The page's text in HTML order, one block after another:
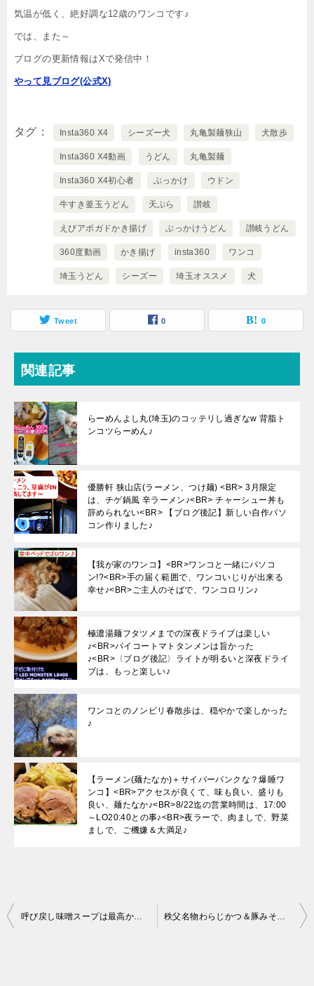
気温が低く、絶好調な12歳のワンコです♪
では、また～
ブログの更新情報はXで発信中！
やって見ブログ(公式X)
タグ Insta360 X4 シーズー犬 丸亀製麺狭山 犬散歩
Insta360 X4動画 うどん 丸亀製麺
Insta360 X4初心者 ぶっかけ ウドン
牛すき釜玉うどん 天ぷら 讃岐
えびアボガドかき揚げ ぶっかけうどん 讃岐うどん
360度動画 かき揚げ insta360 ワンコ
埼玉うどん シーズー 埼玉オススメ 犬
Tweet 0 0
関連記事
らーめんよし丸(埼玉)のコッテリし過ぎなw 背脂ト
ンコツらーめん♪
優勝軒 狭山店(ラーメン、つけ麺) <BR> 3月限定
は、チゲ鍋風 辛ラーメン♪<BR> チャーシュー丼も
辞められない<BR> 【ブログ後記】新しい自作パソ
コン作りました♪
【我が家のワンコ】<BR>ワンコと一緒にパソコ
ン!?<BR>手の届く範囲で、ワンコいじりが出来る
幸せ♪<BR>ご主人のそばで、ワンコロリン♪
極濃湯麺フタツメまでの深夜ドライブは楽しい
♪<BR>パイコートマトタンメンは旨かった
♪<BR>〈ブログ後記〉ライトが明るいと深夜ドライ
ブは、もっと楽しい♪
ワンコとのノンビリ春散歩は、穏やかで楽しかった
♪
【ラーメン(麺たなか)＋サイバーパンクな？爆睡ワ
ンコ】<BR>アクセスが良くて、味も良い、盛りも
良い、麺たなか♪<BR>8/22迄の営業時間は、17:00
～LO20:40との事♪<BR>夜ラーで、肉ましで、野菜
ましで、ご機嫌＆大満足♪
投
呼び戻し味噌スープは最高か？⇒らーめんよし丸(埼玉) 秩父名物わらじかつ＆豚みそ極まるw(焼肉レストラン東大門)